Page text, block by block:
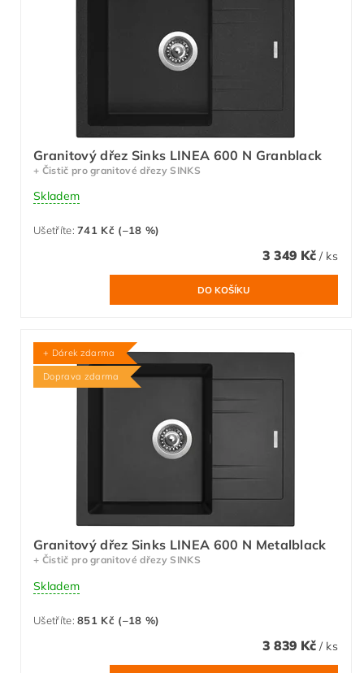
Granitový dřez Sinks LINEA 600 N Granblack
+ Čistič pro granitové dřezy SINKS
Skladem
Ušetříte:741 Kč (–18 %)
3 349 Kč / ks
+ Dárek zdarma
Doprava zdarma
Granitový dřez Sinks LINEA 600 N Metalblack
+ Čistič pro granitové dřezy SINKS
Skladem
Ušetříte:851 Kč (–18 %)
3 839 Kč / ks